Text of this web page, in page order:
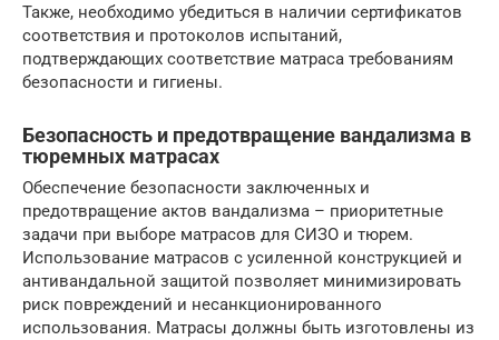
Также, необходимо убедиться в наличии сертификатов
соответствия и протоколов испытаний,
подтверждающих соответствие матраса требованиям
безопасности и гигиены.
Безопасность и предотвращение вандализма в
тюремных матрасах
Обеспечение безопасности заключенных и
предотвращение актов вандализма – приоритетные
задачи при выборе матрасов для СИЗО и тюрем.
Использование матрасов с усиленной конструкцией и
антивандальной защитой позволяет минимизировать
риск повреждений и несанкционированного
использования. Матрасы должны быть изготовлены из